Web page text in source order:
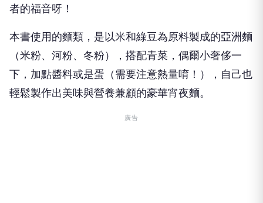
者的福音呀！
本書使用的麵類，是以米和綠豆為原料製成的亞洲麵
（米粉、河粉、冬粉），搭配青菜，偶爾小奢侈一
下，加點醬料或是蛋（需要注意熱量唷！），自己也
輕鬆製作出美味與營養兼顧的豪華宵夜麵。
廣告